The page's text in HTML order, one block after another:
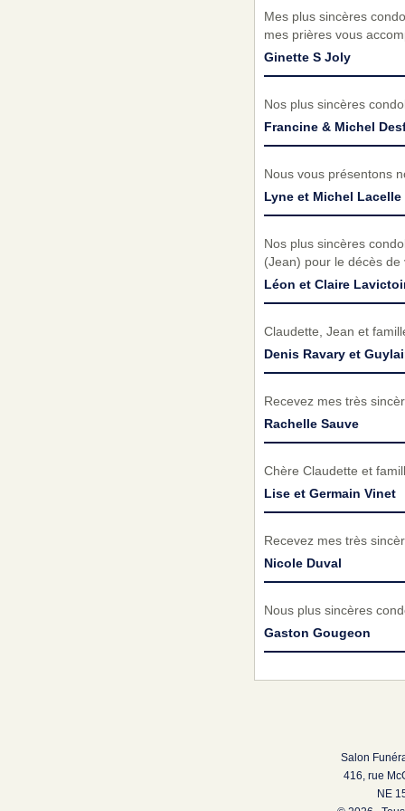
Mes plus sincères
mes prières vous
Ginette S Joly
Nos plus sincères
Francine & Michel
Nous vous présentons
Lyne et Michel Lacelle
Nos plus sincères
(Jean) pour le décès
Léon et Claire
Claudette, Jean et
Denis Ravary et
Recevez mes très
Rachelle Sauve
Chère Claudette et
Lise et Germain Vinet
Recevez mes très
Nicole Duval
Nous plus sincères
Gaston Gougeon
Salon
416, rue
NE